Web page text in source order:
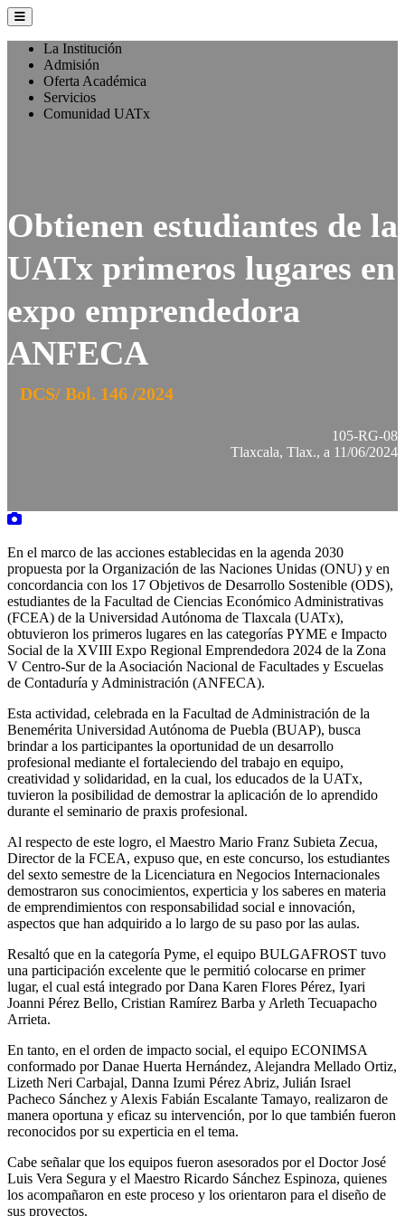
La Institución
Admisión
Oferta Académica
Servicios
Comunidad UATx
Obtienen estudiantes de la
UATx primeros lugares en
expo emprendedora
ANFECA
DCS/ Bol. 146 /2024
105-RG-08
Tlaxcala, Tlax., a 11/06/2024
En el marco de las acciones establecidas en la agenda 2030
propuesta por la Organización de las Naciones Unidas (ONU) y en
concordancia con los 17 Objetivos de Desarrollo Sostenible (ODS),
estudiantes de la Facultad de Ciencias Económico Administrativas
(FCEA) de la Universidad Autónoma de Tlaxcala (UATx),
obtuvieron los primeros lugares en las categorías PYME e Impacto
Social de la XVIII Expo Regional Emprendedora 2024 de la Zona
V Centro-Sur de la Asociación Nacional de Facultades y Escuelas
de Contaduría y Administración (ANFECA).
Esta actividad, celebrada en la Facultad de Administración de la
Benemérita Universidad Autónoma de Puebla (BUAP), busca
brindar a los participantes la oportunidad de un desarrollo
profesional mediante el fortaleciendo del trabajo en equipo,
creatividad y solidaridad, en la cual, los educados de la UATx,
tuvieron la posibilidad de demostrar la aplicación de lo aprendido
durante el seminario de praxis profesional.
Al respecto de este logro, el Maestro Mario Franz Subieta Zecua,
Director de la FCEA, expuso que, en este concurso, los estudiantes
del sexto semestre de la Licenciatura en Negocios Internacionales
demostraron sus conocimientos, experticia y los saberes en materia
de emprendimientos con responsabilidad social e innovación,
aspectos que han adquirido a lo largo de su paso por las aulas.
Resaltó que en la categoría Pyme, el equipo BULGAFROST tuvo
una participación excelente que le permitió colocarse en primer
lugar, el cual está integrado por Dana Karen Flores Pérez, Iyari
Joanni Pérez Bello, Cristian Ramírez Barba y Arleth Tecuapacho
Arrieta.
En tanto, en el orden de impacto social, el equipo ECONIMSA
conformado por Danae Huerta Hernández, Alejandra Mellado Ortiz,
Lizeth Neri Carbajal, Danna Izumi Pérez Abriz, Julián Israel
Pacheco Sánchez y Alexis Fabián Escalante Tamayo, realizaron de
manera oportuna y eficaz su intervención, por lo que también fueron
reconocidos por su experticia en el tema.
Cabe señalar que los equipos fueron asesorados por el Doctor José
Luis Vera Segura y el Maestro Ricardo Sánchez Espinoza, quienes
los acompañaron en este proceso y los orientaron para el diseño de
sus proyectos.